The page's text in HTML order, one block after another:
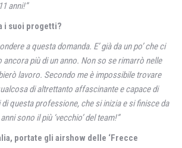
anni!”
i suoi progetti?
a questa domanda. E’ già da un po’ che ci
ancora più di un anno. Non so se rimarrò nelle
lavoro. Secondo me è impossibile trovare
di altrettanto affascinante e capace di
questa professione, che si inizia e si finisce da
sono il più ‘vecchio’ del team!”
portate gli airshow delle ‘Frecce